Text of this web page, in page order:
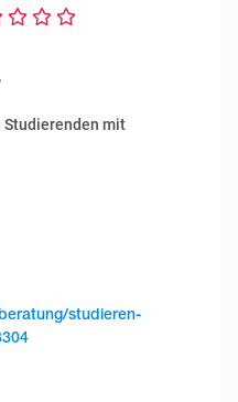
Studierenden mit
studieren-